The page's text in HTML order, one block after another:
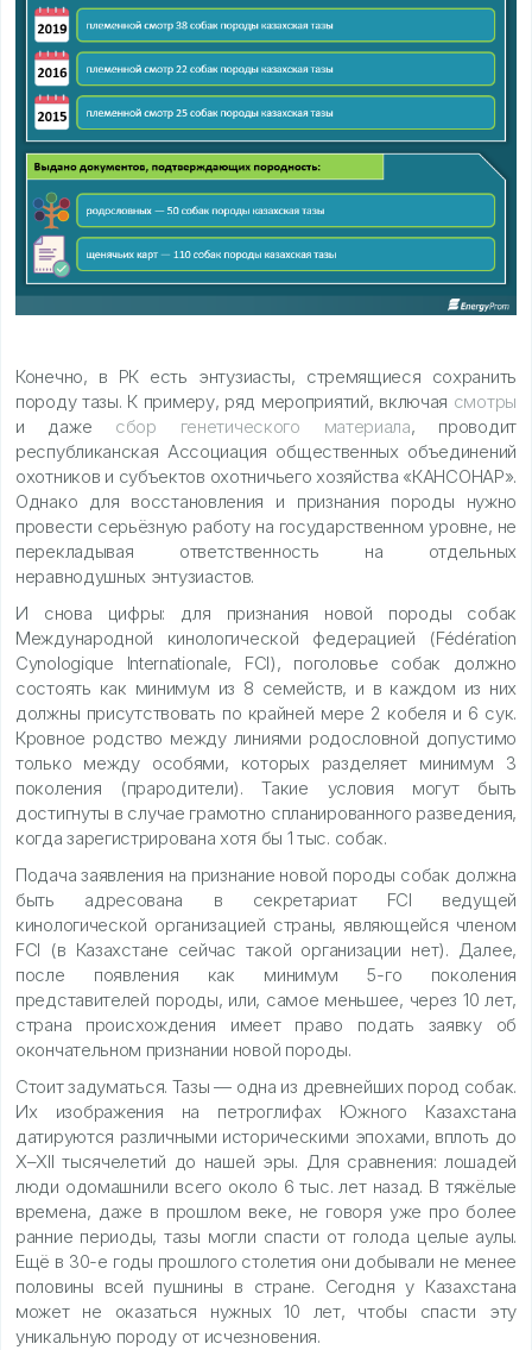
Конечно, в РК есть энтузиасты, стремящиеся сохранить
породу тазы. К примеру, ряд мероприятий, включая смотры
и даже сбор генетического материала, проводит
республиканская Ассоциация общественных объединений
охотников и субъектов охотничьего хозяйства «КАНСОНАР».
Однако для восстановления и признания породы нужно
провести серьёзную работу на государственном уровне, не
перекладывая ответственность на отдельных
неравнодушных энтузиастов.
И снова цифры: для признания новой породы собак
Международной кинологической федерацией (Fédération
Cynologique Internationale, FCI), поголовье собак должно
состоять как минимум из 8 семейств, и в каждом из них
должны присутствовать по крайней мере 2 кобеля и 6 сук.
Кровное родство между линиями родословной допустимо
только между особями, которых разделяет минимум 3
поколения (прародители). Такие условия могут быть
достигнуты в случае грамотно спланированного разведения,
когда зарегистрирована хотя бы 1 тыс. собак.
Подача заявления на признание новой породы собак должна
быть адресована в секретариат FCI ведущей
кинологической организацией страны, являющейся членом
FCI (в Казахстане сейчас такой организации нет). Далее,
после появления как минимум 5-го поколения
представителей породы, или, самое меньшее, через 10 лет,
страна происхождения имеет право подать заявку об
окончательном признании новой породы.
Стоит задуматься. Тазы — одна из древнейших пород собак.
Их изображения на петроглифах Южного Казахстана
датируются различными историческими эпохами, вплоть до
X–XII тысячелетий до нашей эры. Для сравнения: лошадей
люди одомашнили всего около 6 тыс. лет назад. В тяжёлые
времена, даже в прошлом веке, не говоря уже про более
ранние периоды, тазы могли спасти от голода целые аулы.
Ещё в 30-е годы прошлого столетия они добывали не менее
половины всей пушнины в стране. Сегодня у Казахстана
может не оказаться нужных 10 лет, чтобы спасти эту
уникальную породу от исчезновения.